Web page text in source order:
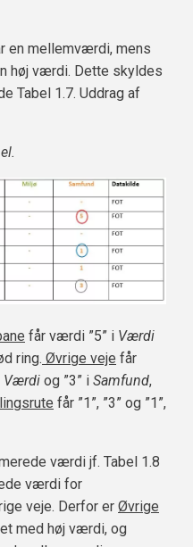
en mellemværdi, mens
høj værdi. Dette skyldes
Tabel 1.7. Uddrag af
får værdi ”5” i Værdi
ring. Øvrige veje får
Værdi og ”3” i Samfund,
får ”1”, ”3” og ”1”,
værdi jf. Tabel 1.8
værdi for
veje. Derfor er Øvrige
med høj værdi, og